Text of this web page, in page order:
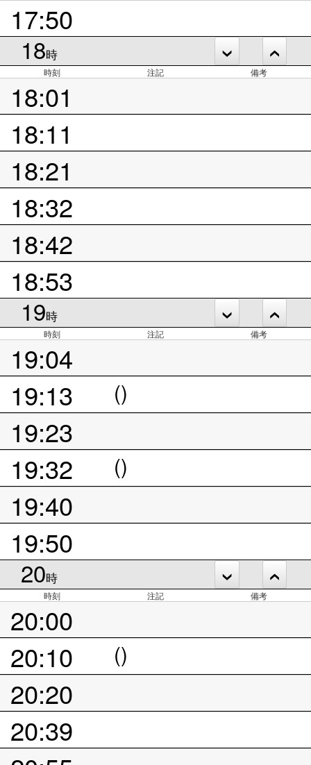
17:50
18時
時刻 注記 備考
18:01
18:11
18:21
18:32
18:42
18:53
19時
時刻 注記 備考
19:04
19:13
()
19:23
19:32
()
19:40
19:50
20時
時刻 注記 備考
20:00
20:10
()
20:20
20:39